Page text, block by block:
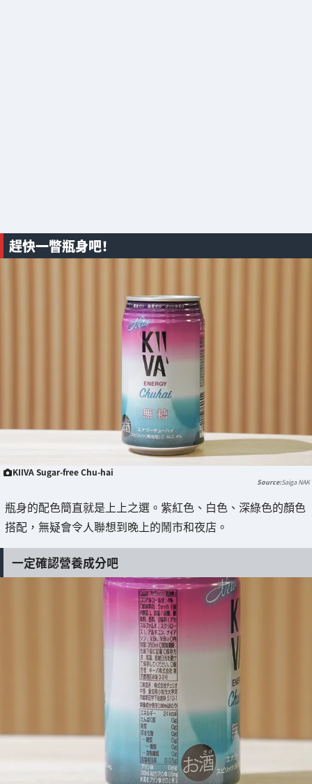
趕快一瞥瓶身吧！
KIIVA Sugar-free Chu-hai
Saiga NAK
瓶身的配色簡直就是上上之選。紫紅色、白色、深綠色的顏色
搭配，無疑會令人聯想到晚上的鬧市和夜店。
一定確認營養成分吧